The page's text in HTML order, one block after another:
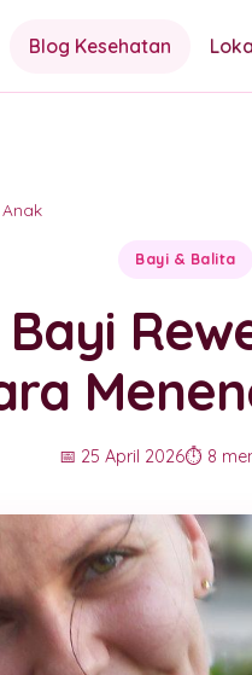
Blog Kesehatan
Bayi & Balita
📅 25 April 2026⏱️ 8